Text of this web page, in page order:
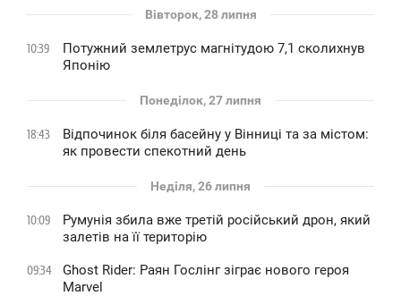
Вівторок, 28 липня
10:39
Потужний землетрус магнітудою 7,1 сколихнув
Японію
Понеділок, 27 липня
18:43
Відпочинок біля басейну у Вінниці та за містом:
як провести спекотний день
Неділя, 26 липня
10:09
Румунія збила вже третій російський дрон, який
залетів на її територію
09:34
Ghost Rider: Раян Гослінг зіграє нового героя
Marvel